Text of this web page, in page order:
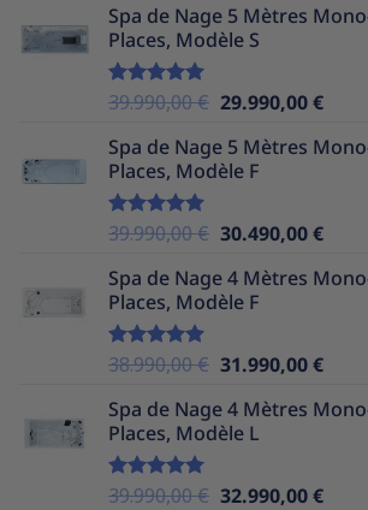
initial
était :
Spa de Nage 5 Mètres
Places, Modèle S
Note5.00
39.990,00€ Le
initial
était :
29.990,00€Le
Spa de Nage 5 Mètres
Places, Modèle F
Note5.00
39.990,00€ Le
initial
était :
30.490,00€Le
Spa de Nage 4 Mètres
Places, Modèle F
Note5.00
38.990,00€ Le
initial
était :
31.990,00€Le
Spa de Nage 4 Mètres
Places, Modèle L
Note5.00
39.990,00€ Le
32.990,00€Le